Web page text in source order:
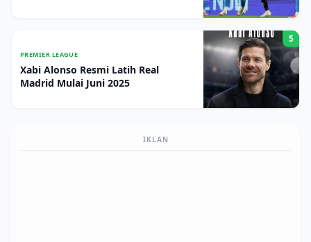
PREMIER LEAGUE
Xabi Alonso Resmi Latih Real
Madrid Mulai Juni 2025
5
IKLAN